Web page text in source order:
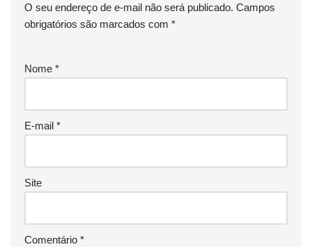
O seu endereço de e-mail não será publicado. Campos
obrigatórios são marcados com *
Nome *
E-mail *
Site
Comentário *